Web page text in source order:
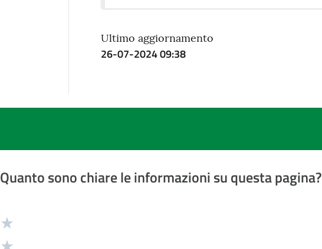
Ultimo aggiornamento
26-07-2024 09:38
Quanto sono chiare le informazioni su questa pagina?